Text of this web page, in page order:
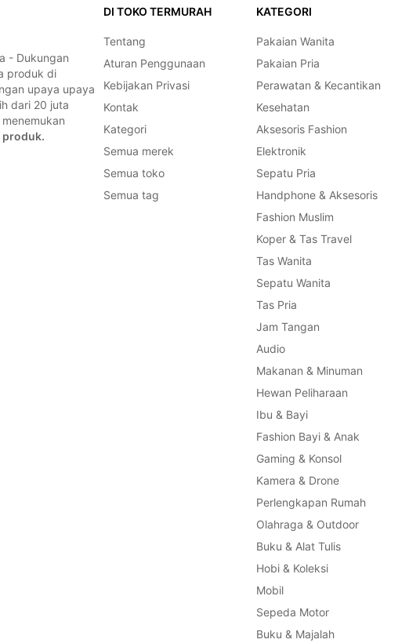
- Dukungan
produk di
upaya upaya
dari 20 juta
produk.
DI TOKO TERMURAH
Tentang
Aturan Penggunaan
Kebijakan Privasi
Kontak
Kategori
Semua merek
Semua toko
Semua tag
KATEGORI
Pakaian Wanita
Pakaian Pria
Perawatan & Kecantikan
Kesehatan
Aksesoris Fashion
Elektronik
Sepatu Pria
Handphone & Aksesoris
Fashion Muslim
Koper & Tas Travel
Tas Wanita
Sepatu Wanita
Tas Pria
Jam Tangan
Audio
Makanan & Minuman
Hewan Peliharaan
Ibu & Bayi
Fashion Bayi & Anak
Gaming & Konsol
Kamera & Drone
Perlengkapan Rumah
Olahraga & Outdoor
Buku & Alat Tulis
Hobi & Koleksi
Mobil
Sepeda Motor
Buku & Majalah